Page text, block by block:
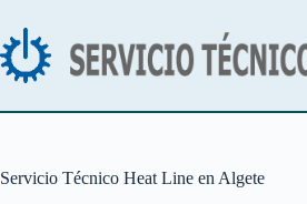
contenido
Servicio Técnico Heat Line en Algete